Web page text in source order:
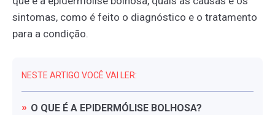
sintomas, como é feito o diagnóstico e o tratamento
para a condição.
NESTE ARTIGO VOCÊ VAI LER:
O QUE É A EPIDERMÓLISE BOLHOSA?